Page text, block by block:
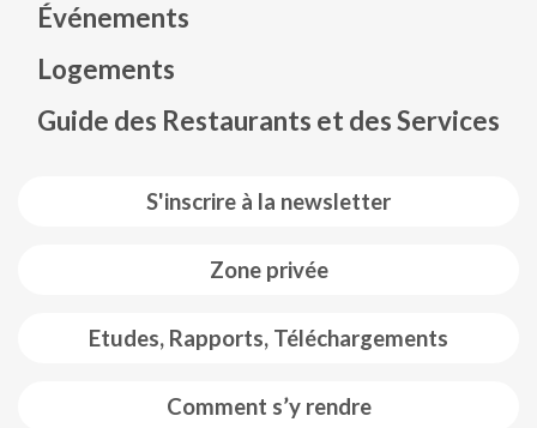
S'inscrire à la newsletter
Zone privée
Etudes, Rapports, Téléchargements
Comment s’y rendre
Événements
Logements
Guide des Restaurants et des Services